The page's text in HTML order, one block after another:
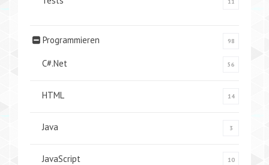
Programmieren 98
C#.Net 56
HTML 14
Java 3
JavaScript 10